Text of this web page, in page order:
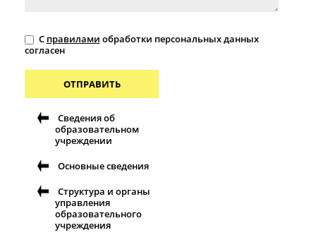
С правилами обработки персональных данных
согласен
ОТПРАВИТЬ
Сведения об
образовательном
учреждении
Основные сведения
Структура и органы
управления
образовательного
учреждения